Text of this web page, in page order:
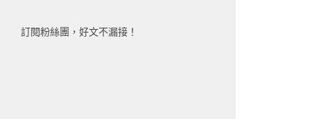
訂閱粉絲團，好文不漏接！